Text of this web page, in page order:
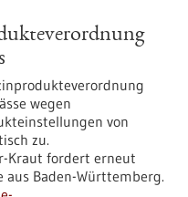
wegen
von
zu.
Kraut fordert erneut
aus Baden-Württemberg.